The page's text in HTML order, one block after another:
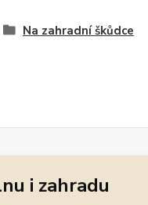
Na zahradní škůdce
i zahradu